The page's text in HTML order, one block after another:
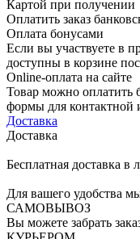
Картой при получении
Оплатить заказ
Оплата бонусами
Если вы участвуете в
доступны в корзине
Online-оплата на сайте
Товар можно оплатить
формы для
Доставка
Доставка
Бесплатная доставка в
Для вашего удобства
САМОВЫВОЗ
Вы можете забрать